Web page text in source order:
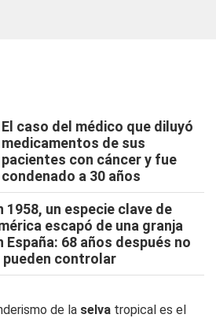
El caso del médico que diluyó
medicamentos de sus
pacientes con cáncer y fue
condenado a 30 años
1958, un especie clave de
escapó de una granja
España: 68 años después no
pueden controlar
de la selva tropical es el